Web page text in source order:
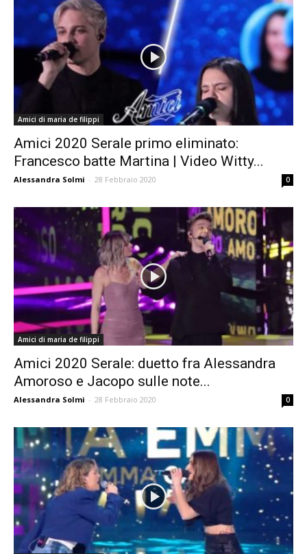
Amici di maria de filippi
Amici 2020 Serale primo eliminato:
Francesco batte Martina | Video Witty...
Alessandra Solmi - 28 Febbraio 2020 0
Amici di maria de filippi
Amici 2020 Serale: duetto fra Alessandra
Amoroso e Jacopo sulle note...
Alessandra Solmi - 28 Febbraio 2020 0